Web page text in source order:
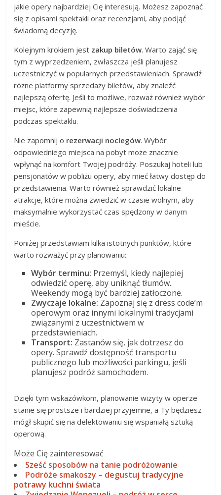
jakie opery najbardziej Cię interesują. Możesz zapoznać
się z opisami spektakli oraz recenzjami, aby podjąć
świadomą decyzję.
Kolejnym krokiem jest zakup biletów. Warto zająć się
tym z wyprzedzeniem, zwłaszcza jeśli planujesz
uczestniczyć w popularnych przedstawieniach. Sprawdź
różne platformy sprzedaży biletów, aby znaleźć
najlepszą ofertę. Jeśli to możliwe, rozważ również wybór
miejsc, które zapewnią najlepsze doświadczenia
podczas spektaklu.
Nie zapomnij o rezerwacji noclegów. Wybór
odpowiedniego miejsca na pobyt może znacznie
wpłynąć na komfort Twojej podróży. Poszukaj hoteli lub
pensjonatów w pobliżu opery, aby mieć łatwy dostęp do
przedstawienia. Warto również sprawdzić lokalne
atrakcje, które można zwiedzić w czasie wolnym, aby
maksymalnie wykorzystać czas spędzony w danym
mieście.
Poniżej przedstawiam kilka istotnych punktów, które
warto rozważyć przy planowaniu:
Wybór terminu: Przemyśl, kiedy najlepiej
odwiedzić operę, aby uniknąć tłumów.
Weekendy mogą być bardziej zatłoczone.
Zwyczaje lokalne: Zapoznaj się z dress code’m
operowym oraz innymi lokalnymi tradycjami
związanymi z uczestnictwem w
przedstawieniach.
Transport: Zastanów się, jak dotrzesz do
opery. Sprawdź dostępność transportu
publicznego lub możliwości parkingu, jeśli
planujesz podróż samochodem.
Dzięki tym wskazówkom, planowanie wizyty w operze
stanie się prostsze i bardziej przyjemne, a Ty będziesz
mógł skupić się na delektowaniu się wspaniałą sztuką
operową.
Może Cię zainteresować
Sześć sposobów na tanie podróżowanie
Podróże smakoszy – degustuj tradycyjne
potrawy kuchni świata